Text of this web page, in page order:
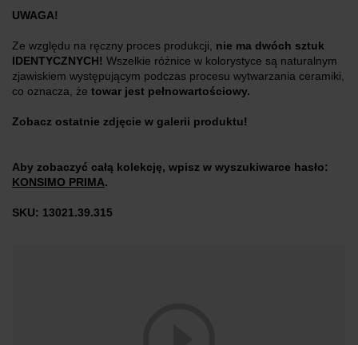
UWAGA!
Ze względu na ręczny proces produkcji, nie ma dwóch sztuk
IDENTYCZNYCH! Wszelkie różnice w kolorystyce są naturalnym
zjawiskiem występującym podczas procesu wytwarzania ceramiki,
co oznacza, że towar jest pełnowartościowy.
Zobacz ostatnie zdjęcie w galerii produktu!
Aby zobaczyć całą kolekcję, wpisz w wyszukiwarce hasło:
KONSIMO PRIMA.
SKU: 13021.39.315